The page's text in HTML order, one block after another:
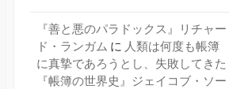
『善と悪のパラドックス』リチャー
ド・ランガム に 人類は何度も帳簿
に真摯であろうとし、失敗してきた
『帳簿の世界史』ジェイコブ・ソー